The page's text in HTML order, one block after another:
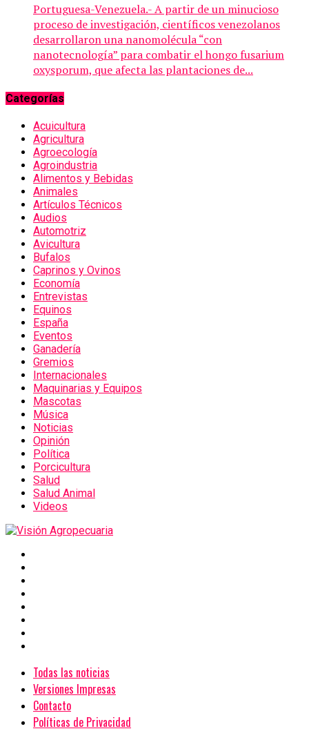
Portuguesa-Venezuela.- A partir de un minucioso
proceso de investigación, científicos venezolanos
desarrollaron una nanomolécula “con
nanotecnología” para combatir el hongo fusarium
oxysporum, que afecta las plantaciones de...
Categorías
Acuicultura
Agricultura
Agroecología
Agroindustria
Alimentos y Bebidas
Animales
Artículos Técnicos
Audios
Automotriz
Avicultura
Bufalos
Caprinos y Ovinos
Economía
Entrevistas
Equinos
España
Eventos
Ganadería
Gremios
Internacionales
Maquinarias y Equipos
Mascotas
Música
Noticias
Opinión
Política
Porcicultura
Salud
Salud Animal
Videos
Todas las noticias
Versiones Impresas
Contacto
Políticas de Privacidad